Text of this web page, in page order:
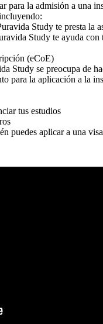
para la admisión a una
Study te presta la
Study te ayuda con
(eCoE)
Study se preocupa de
para la aplicación a la
tus estudios
puedes aplicar a una